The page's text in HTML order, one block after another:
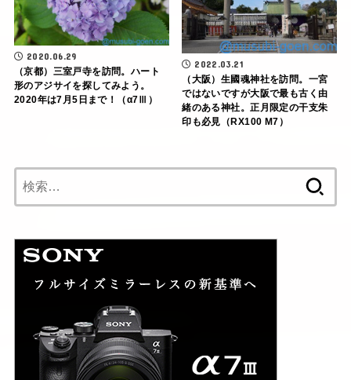
2020.06.29
（京都）三室戸寺を訪問。ハート
形のアジサイを探してみよう。
2020年は7月5日まで！（α7Ⅲ）
2022.03.21
（大阪）生國魂神社を訪問。一宮
ではないですが大阪で最も古く由
緒のある神社。正月限定の干支朱
印も必見（RX100 M7）
索: